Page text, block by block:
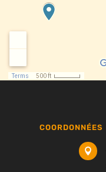
COORDONNÉES
